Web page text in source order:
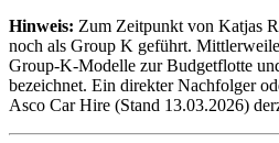
Hinweis: Zum Zeitpunkt von Katjas
noch als Group K geführt.
Group-K-Modelle zur Budgetflotte
bezeichnet. Ein direkter Nachfolger
Asco Car Hire (Stand 13.03.2026)